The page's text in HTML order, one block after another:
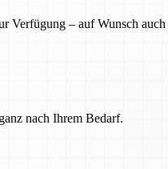
Verfügung – auf Wunsch
nach Ihrem Bedarf.